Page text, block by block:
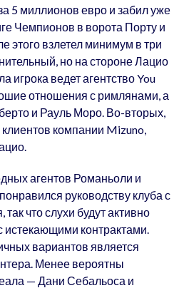
5 миллионов евро и забил уже
Чемпионов в ворота Порту и
этого взлетел минимум в три
но на стороне Лацио
игрока ведет агентство You
отношения с римлянами, а
и Рауль Моро. Во-вторых,
компании Mizuno,
агентов Романьоли и
руководству клуба с
что слухи будут активно
истекающими контрактами.
вариантов является
Менее вероятны
— Дани Себальоса и